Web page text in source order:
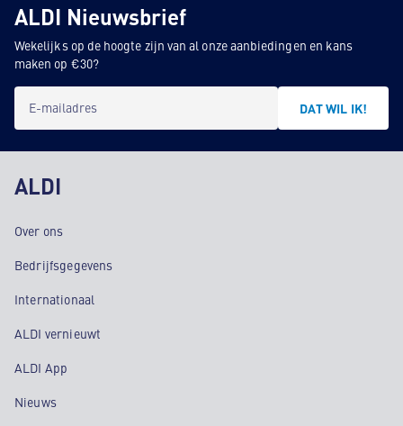
ALDI Nieuwsbrief
Wekelijks op de hoogte zijn van al onze aanbiedingen en kans
maken op €30?
E-mailadres DAT WIL IK!
ALDI
Over ons
Bedrijfsgegevens
Internationaal
ALDI vernieuwt
ALDI App
Nieuws